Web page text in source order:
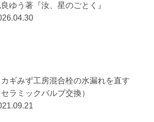
良ゆう著『汝、星のごとく』
カギみず工房混合栓の水漏れを直す
セラミックバルブ交換）